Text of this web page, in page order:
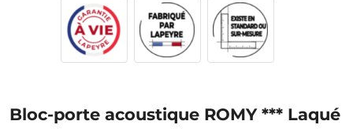
Bloc-porte acoustique ROMY *** Laqué